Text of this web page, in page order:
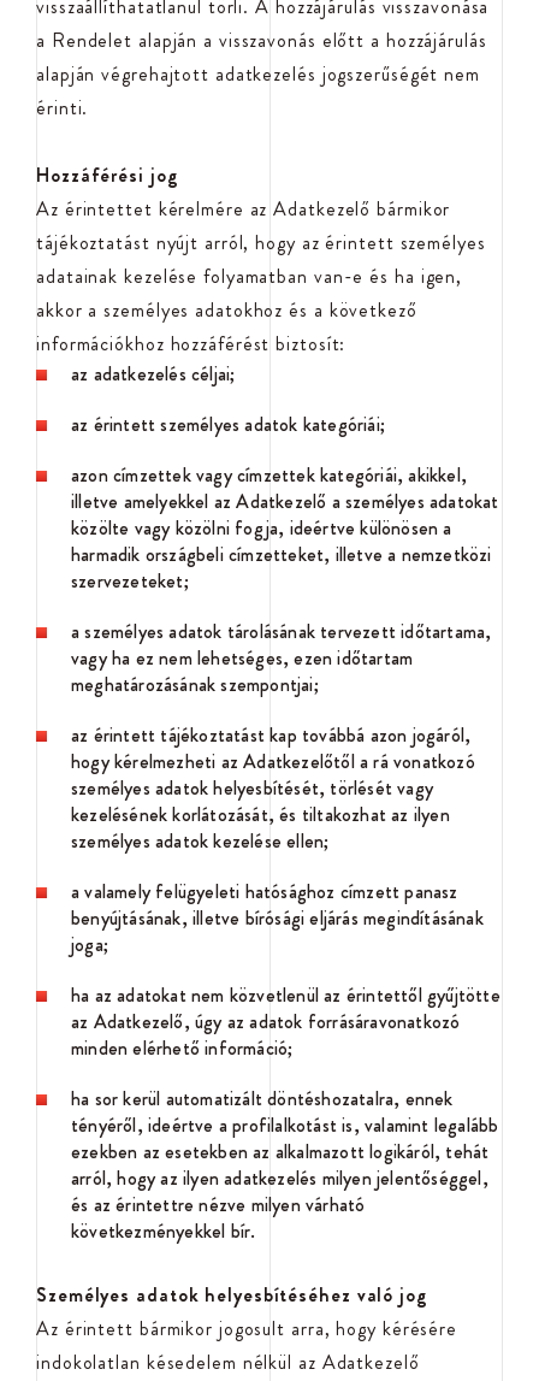
visszaállíthatatlanul törli. A hozzájárulás visszavonása
a Rendelet alapján a visszavonás előtt a hozzájárulás
alapján végrehajtott adatkezelés jogszerűségét nem
érinti.
Hozzáférési jog
Az érintettet kérelmére az Adatkezelő bármikor
tájékoztatást nyújt arról, hogy az érintett személyes
adatainak kezelése folyamatban van-e és ha igen,
akkor a személyes adatokhoz és a következő
információkhoz hozzáférést biztosít:
az adatkezelés céljai;
az érintett személyes adatok kategóriái;
azon címzettek vagy címzettek kategóriái, akikkel,
illetve amelyekkel az Adatkezelő a személyes adatokat
közölte vagy közölni fogja, ideértve különösen a
harmadik országbeli címzetteket, illetve a nemzetközi
szervezeteket;
a személyes adatok tárolásának tervezett időtartama,
vagy ha ez nem lehetséges, ezen időtartam
meghatározásának szempontjai;
az érintett tájékoztatást kap továbbá azon jogáról,
hogy kérelmezheti az Adatkezelőtől a rá vonatkozó
személyes adatok helyesbítését, törlését vagy
kezelésének korlátozását, és tiltakozhat az ilyen
személyes adatok kezelése ellen;
a valamely felügyeleti hatósághoz címzett panasz
benyújtásának, illetve bírósági eljárás megindításának
joga;
ha az adatokat nem közvetlenül az érintettől gyűjtötte
az Adatkezelő, úgy az adatok forrásáravonatkozó
minden elérhető információ;
ha sor kerül automatizált döntéshozatalra, ennek
tényéről, ideértve a profilalkotást is, valamint legalább
ezekben az esetekben az alkalmazott logikáról, tehát
arról, hogy az ilyen adatkezelés milyen jelentőséggel,
és az érintettre nézve milyen várható
következményekkel bír.
Személyes adatok helyesbítéséhez való jog
Az érintett bármikor jogosult arra, hogy kérésére
indokolatlan késedelem nélkül az Adatkezelő